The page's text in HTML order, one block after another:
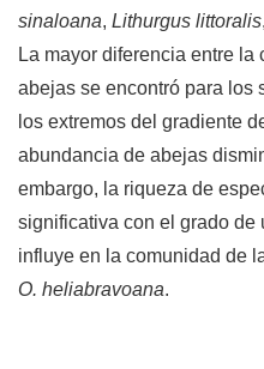
sinaloana, Lithurgus littoralis,
La mayor diferencia entre
abejas se encontró para los
los extremos del gradiente
abundancia de abejas
embargo, la riqueza de
significativa con el grado
influye en la comunidad de
O. heliabravoana.